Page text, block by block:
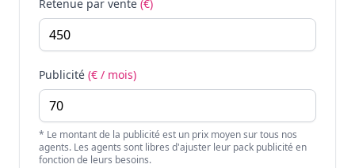
Retenue par vente (€)
Publicité (€ / mois)
* Le montant de la publicité est un prix moyen sur tous nos
agents. Les agents sont libres d'ajuster leur pack publicité en
fonction de leurs besoins.